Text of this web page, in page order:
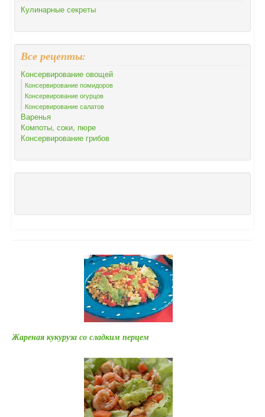
Кулинарные секреты
Все рецепты:
Консервирование овощей
Консервирование помидоров
Консервирование огурцов
Консервирование салатов
Варенья
Компоты, соки, пюре
Консервирование грибов
Жареная кукуруза со сладким перцем